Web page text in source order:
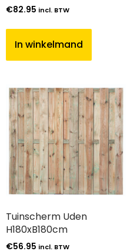
€82.95 incl. BTW
In winkelmand
Tuinscherm Uden
H180xB180cm
€56.95 incl. BTW